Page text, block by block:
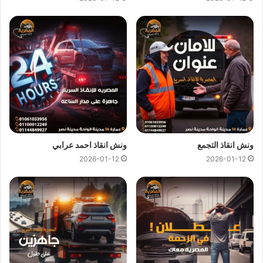
ونش انقاذ التجمع
2026-01-12
ونش انقاذ احمد عرابي
2026-01-12